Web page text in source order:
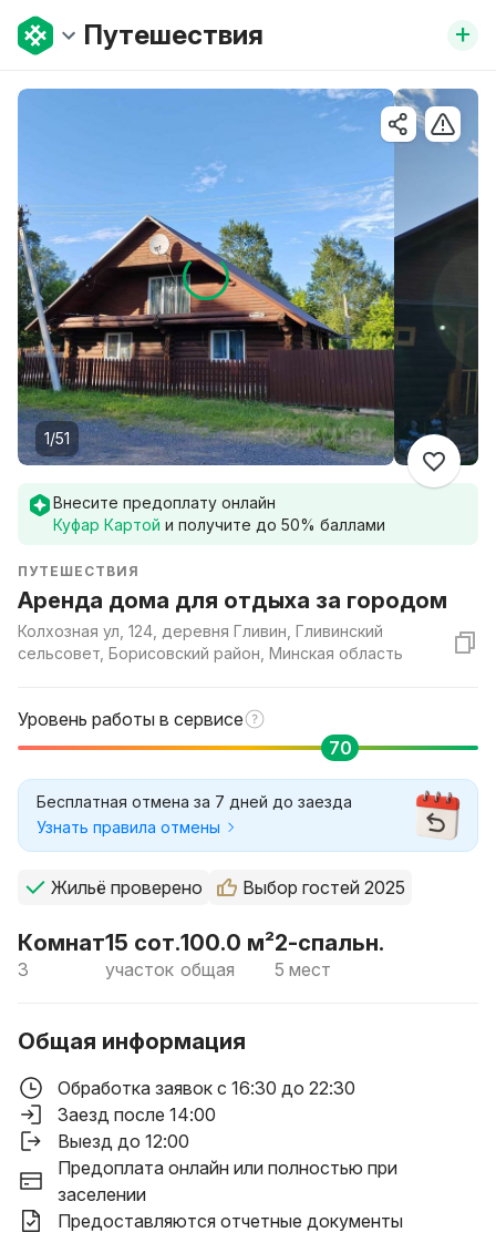
Путешествия +
1/51
Внесите предоплату онлайн
Куфар Картой и получите до 50% баллами
ПУТЕШЕСТВИЯ
Аренда дома для отдыха за городом
Колхозная ул, 124, деревня Гливин, Гливинский
сельсовет, Борисовский район, Минская область
Уровень работы в сервисе
70
Бесплатная отмена за 7 дней до заезда
Узнать правила отмены
Жильё проверено Выбор гостей 2025
Комнат
3
15 сот.
участок
100.0 м²
общая
2-спальн.
5 мест
Общая информация
Обработка заявок с 16:30 до 22:30
Заезд после 14:00
Выезд до 12:00
Предоплата онлайн или полностью при
заселении
Предоставляются отчетные документы